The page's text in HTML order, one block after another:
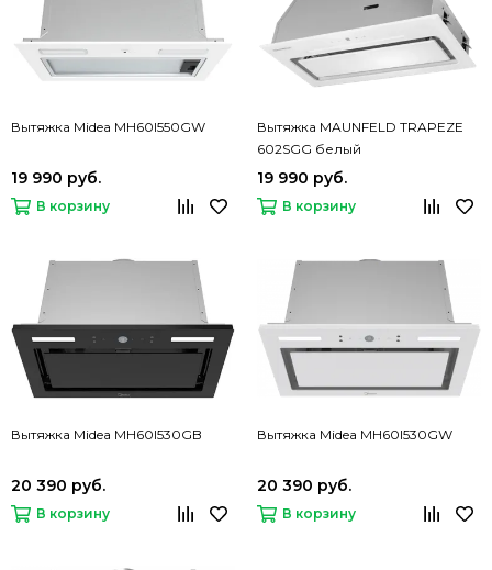
Вытяжка Midea MH60I550GW
19 990 руб.
В корзину
Вытяжка MAUNFELD TRAPEZE
602SGG белый
19 990 руб.
В корзину
Вытяжка Midea MH60I530GB
20 390 руб.
В корзину
Вытяжка Midea MH60I530GW
20 390 руб.
В корзину